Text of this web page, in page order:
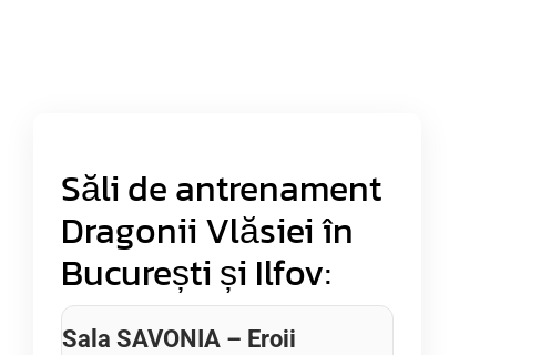
Săli de antrenament
Dragonii Vlăsiei în
București și Ilfov:
Sala SAVONIA – Eroii